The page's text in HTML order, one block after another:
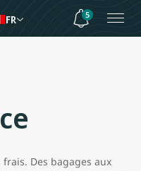
FR 5
Des bagages aux